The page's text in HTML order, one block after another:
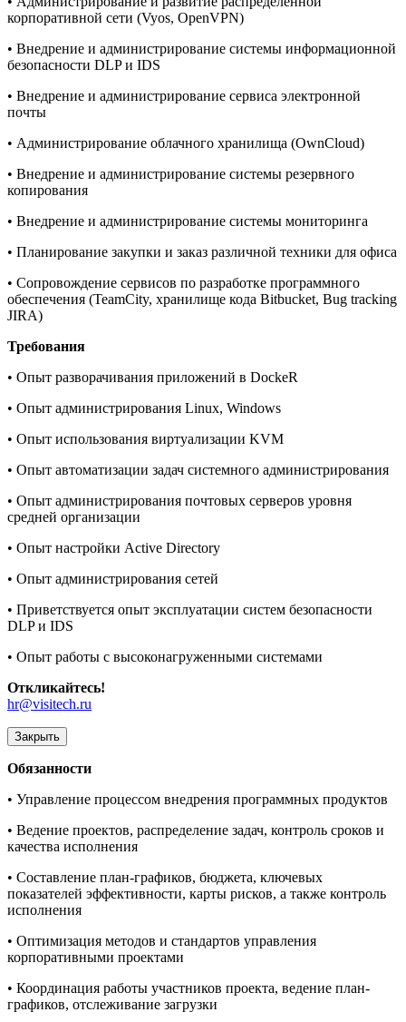
корпоративной сети (Vyos, OpenVPN)
• Внедрение и администрирование системы информационной
безопасности DLP и IDS
• Внедрение и администрирование сервиса электронной
почты
• Администрирование облачного хранилища (OwnCloud)
• Внедрение и администрирование системы резервного
копирования
• Внедрение и администрирование системы мониторинга
• Планирование закупки и заказ различной техники для офиса
• Сопровождение сервисов по разработке программного
обеспечения (TeamCity, хранилище кода Bitbucket, Bug tracking
JIRA)
Требования
• Опыт разворачивания приложений в DockeR
• Опыт администрирования Linux, Windows
• Опыт использования виртуализации KVM
• Опыт автоматизации задач системного администрирования
• Опыт администрирования почтовых серверов уровня
средней организации
• Опыт настройки Active Directory
• Опыт администрирования сетей
• Приветствуется опыт эксплуатации систем безопасности
DLP и IDS
• Опыт работы с высоконагруженными системами
Откликайтесь!
hr@visitech.ru
Закрыть
Обязанности
• Управление процессом внедрения программных продуктов
• Ведение проектов, распределение задач, контроль сроков и
качества исполнения
• Составление план-графиков, бюджета, ключевых
показателей эффективности, карты рисков, а также контроль
исполнения
• Оптимизация методов и стандартов управления
корпоративными проектами
• Координация работы участников проекта, ведение план-
графиков, отслеживание загрузки